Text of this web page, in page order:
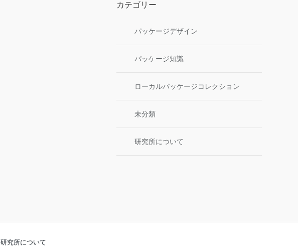
カテゴリー
パッケージデザイン
パッケージ知識
ローカルパッケージコレクション
未分類
研究所について
研究所について